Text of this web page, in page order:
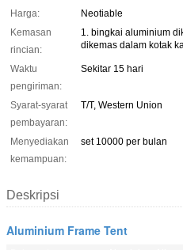
Harga:
Neotiable
Kemasan
rincian:
1. bingkai aluminium
dikemas dalam kotak
Waktu
pengiriman:
Sekitar 15 hari
Syarat-syarat
pembayaran:
T/T, Western Union
Menyediakan
kemampuan:
set 10000 per bulan
Deskripsi
Aluminium Frame Tent